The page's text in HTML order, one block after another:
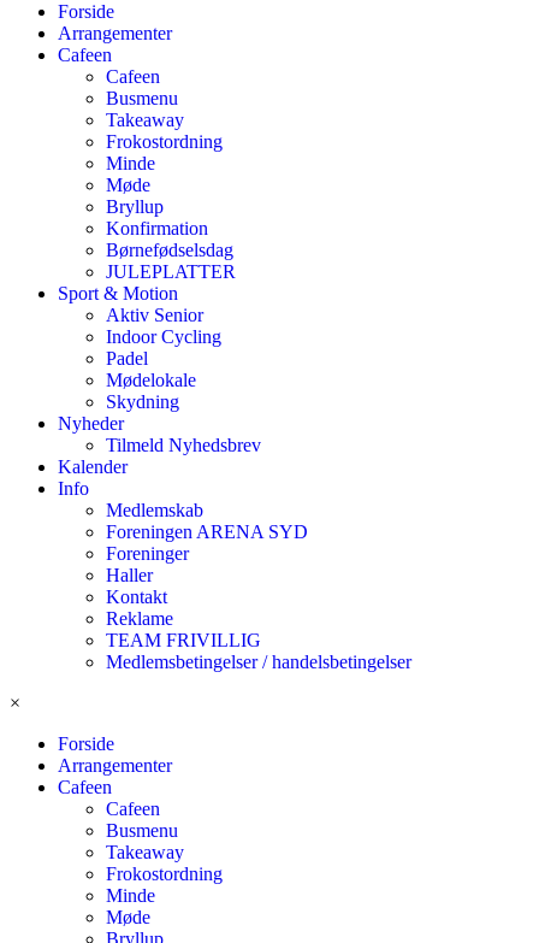
Forside
Arrangementer
Cafeen
Cafeen
Busmenu
Takeaway
Frokostordning
Minde
Møde
Bryllup
Konfirmation
Børnefødselsdag
JULEPLATTER
Sport & Motion
Aktiv Senior
Indoor Cycling
Padel
Mødelokale
Skydning
Nyheder
Tilmeld Nyhedsbrev
Kalender
Info
Medlemskab
Foreningen ARENA SYD
Foreninger
Haller
Kontakt
Reklame
TEAM FRIVILLIG
Medlemsbetingelser / handelsbetingelser
×
Forside
Arrangementer
Cafeen
Cafeen
Busmenu
Takeaway
Frokostordning
Minde
Møde
Bryllup